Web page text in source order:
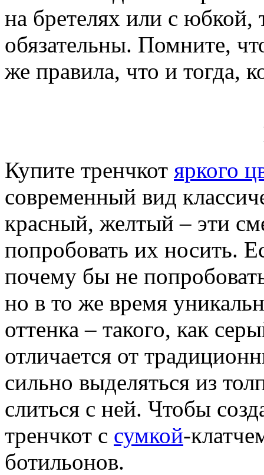
на бретелях или с юбкой,
обязательны. Помните,
же правила, что и тогда,
Купите тренчкот яркого
современный вид
красный, желтый – эти
попробовать их носить.
почему бы не
но в то же время
оттенка – такого, как
отличается от
сильно выделяться из
слиться с ней. Чтобы
тренчкот с сумкой-
ботильонов.